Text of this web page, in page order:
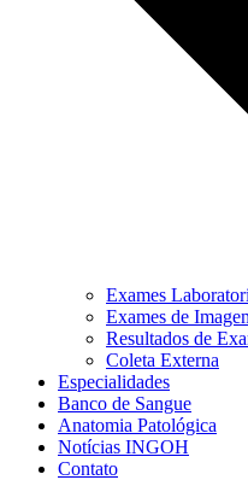
Exames
Exames de
Resultados de
Coleta Externa
Especialidades
Banco de Sangue
Anatomia Patológica
Notícias INGOH
Contato